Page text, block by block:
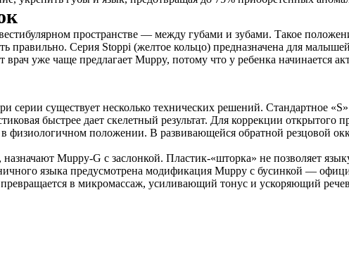
пространстве — между губами и зубами. Такое
Серия Stoppi (желтое кольцо) предназначена для
уже чаще предлагает Muppy, потому что у ребенка начинается
серии существует несколько технических решений. Стандартное
быстрее дает скелетный результат. Для коррекции
физиологичном положении. В развивающейся обратной резцовой
Muppy-G c заслонкой. Пластик-«шторка» не позволяет
языка предусмотрена модификация Muppy с бусинкой —
в микромассаж, усиливающий тонус и ускоряющий